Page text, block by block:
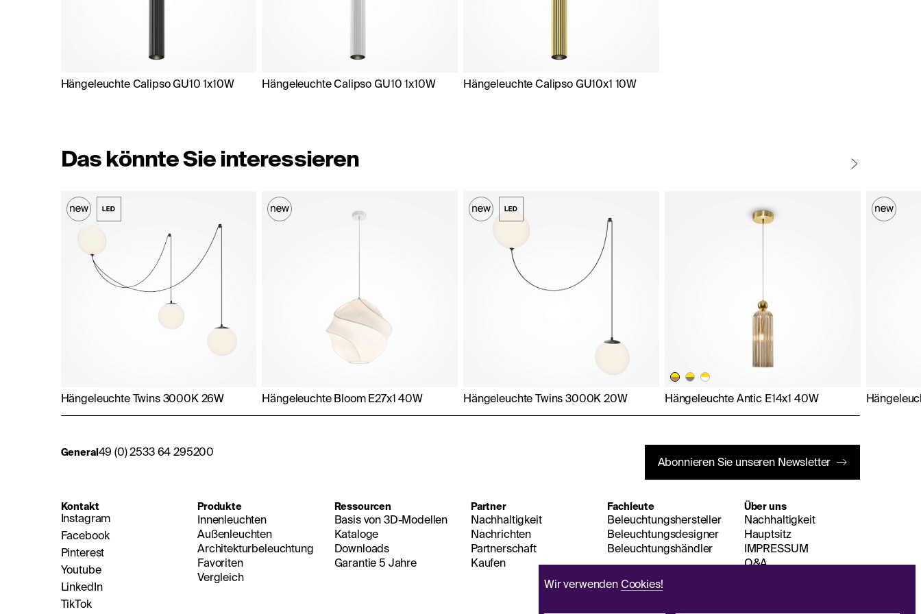
Hängeleuchte Calipso GU10 1x10W Hängeleuchte Calipso GU10 1x10W Hängeleuchte Calipso GU10x1 10W
Das könnte Sie interessieren
Hängeleuchte Twins 3000K 26W Hängeleuchte Bloom E27x1 40W Hängeleuchte Twins 3000K 20W Hängeleuchte Antic E14x1 40W
Wir verwenden Cookies!
General49 (0) 2533 64 295200
Abonnieren Sie unseren Newsletter
Kontakt
Instagram
Facebook
Pinterest
Youtube
LinkedIn
TikTok
Produkte
Innenleuchten
Außenleuchten
Architekturbeleuchtung
Favoriten
Vergleich
Ressourcen
Basis von 3D-Modellen
Kataloge
Downloads
Garantie 5 Jahre
Partner
Nachhaltigkeit
Nachrichten
Partnerschaft
Kaufen
Fachleute
Beleuchtungshersteller
Beleuchtungsdesigner
Beleuchtungshändler
Über uns
Nachhaltigkeit
Hauptsitz
IMPRESSUM
Q&A